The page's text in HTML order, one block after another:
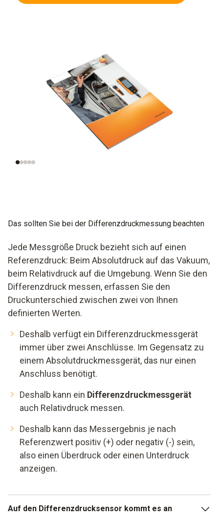
Funktionsprüfung
und Einstellungen
Gasfeuerungsanlagen
Zusätzliche
Überprüfungen an
Feuerungsanlagen
Das sollten Sie bei der Differenzdruckmessung beachten
Jede Messgröße Druck bezieht sich auf einen
Referenzdruck: Beim Absolutdruck auf das Vakuum,
beim Relativdruck auf die Umgebung. Wenn Sie den
Differenzdruck messen, erfassen Sie den
Druckunterschied zwischen zwei von Ihnen
definierten Werten.
Deshalb verfügt ein Differenzdruckmessgerät
immer über zwei Anschlüsse. Im Gegensatz zu
einem Absolutdruckmessgerät, das nur einen
Anschluss benötigt.
Deshalb kann ein Differenzdruckmessgerät
auch Relativdruck messen.
Deshalb kann das Messergebnis je nach
Referenzwert positiv (+) oder negativ (-) sein,
also einen Überdruck oder einen Unterdruck
anzeigen.
Auf den Differenzdrucksensor kommt es an